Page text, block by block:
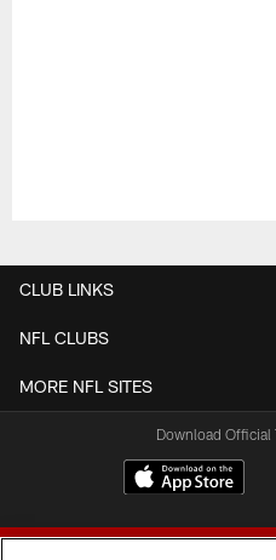
CLUB LINKS
NFL CLUBS
MORE NFL SITES
Download Official